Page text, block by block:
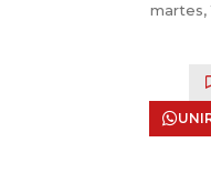
martes,